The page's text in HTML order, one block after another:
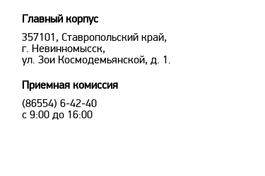
Главный корпус
357101, Ставропольский край,
г. Невинномысск,
ул. Зои Космодемьянской, д. 1.
Приемная комиссия
(86554) 6-42-40
с 9:00 до 16:00